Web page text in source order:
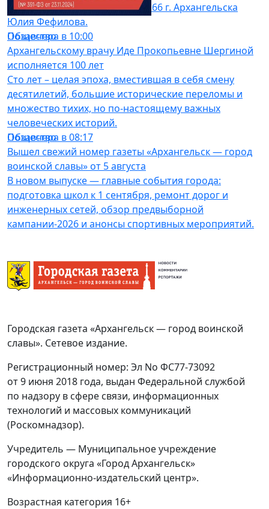
заведующая детским садом № 66 г. Архангельска
Юлия Фефилова.
Общество
Позавчера в 10:00
Архангельскому врачу Иде Прокопьевне Шергиной
исполняется 100 лет
Сто лет – целая эпоха, вместившая в себя смену
десятилетий, большие исторические переломы и
множество тихих, но по-настоящему важных
человеческих историй.
Общество
Позавчера в 08:17
Вышел свежий номер газеты «Архангельск — город
воинской славы» от 5 августа
В новом выпуске — главные события города:
подготовка школ к 1 сентября, ремонт дорог и
инженерных сетей, обзор предвыборной
кампании-2026 и анонсы спортивных мероприятий.
Городская газета «Архангельск — город воинской
славы». Сетевое издание.
Регистрационный номер: Эл No ФС77-73092
от 9 июня 2018 года, выдан Федеральной службой
по надзору в сфере связи, информационных
технологий и массовых коммуникаций
(Роскомнадзор).
Учредитель — Муниципальное учреждение
городского округа «Город Архангельск»
«Информационно-издательский центр».
Возрастная категория 16+